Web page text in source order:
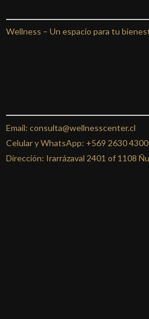
Wellness – Un espacio para tu
Email: consulta@wellnesscenter.cl
Celular y WhatsApp: +569 2630 4300
Dirección: Irarrázaval 2401 of 1108